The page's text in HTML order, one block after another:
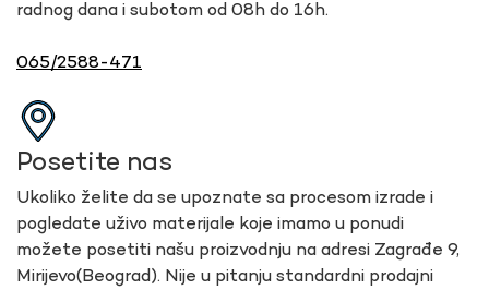
radnog dana i subotom od 08h do 16h.
065/2588-471
Posetite nas
Ukoliko želite da se upoznate sa procesom izrade i
pogledate uživo materijale koje imamo u ponudi
možete posetiti našu proizvodnju na adresi Zagrađe 9,
Mirijevo(Beograd). Nije u pitanju standardni prodajni